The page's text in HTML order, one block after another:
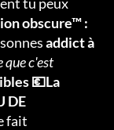
obscure™ :
addict à
que c'est
💶La
DE
fait